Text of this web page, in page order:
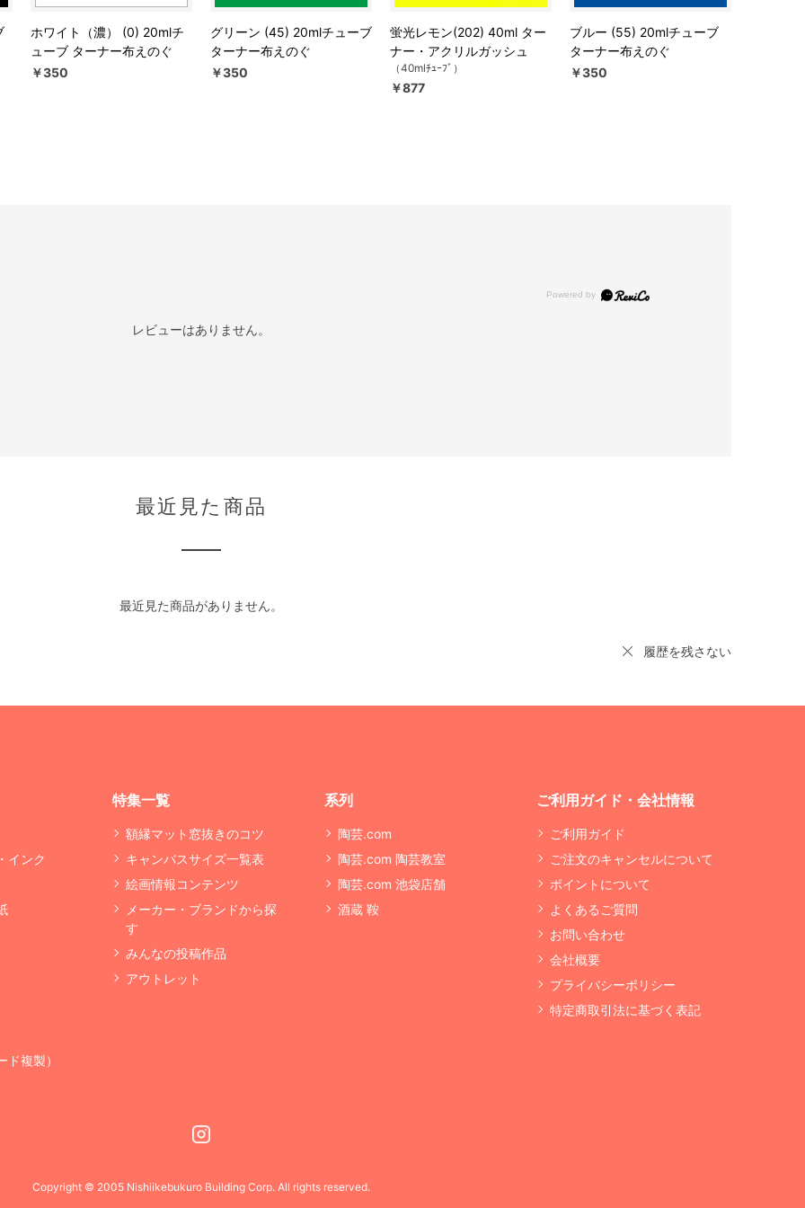
ホワイト（濃） (0) 20mlチ
ューブ ターナー布えのぐ
￥350
グリーン (45) 20mlチューブ
ターナー布えのぐ
￥350
蛍光レモン(202) 40ml ター
ナー・アクリルガッシュ
（40mlﾁｭｰﾌﾞ）
￥877
ブルー (55) 20mlチューブ
ターナー布えのぐ
￥350
レビューはありません。
最近見た商品
最近見た商品がありません。
履歴を残さない
インク
複製）
特集一覧
額縁マット窓抜きのコツ
キャンバスサイズ一覧表
絵画情報コンテンツ
メーカー・ブランドから探
す
みんなの投稿作品
アウトレット
系列
陶芸.com
陶芸.com 陶芸教室
陶芸.com 池袋店舗
酒蔵 鞍
ご利用ガイド・会社情報
ご利用ガイド
ご注文のキャンセルについて
ポイントについて
よくあるご質問
お問い合わせ
会社概要
プライバシーポリシー
特定商取引法に基づく表記
Copyright © 2005 Nishiikebukuro Building Corp. All rights reserved.